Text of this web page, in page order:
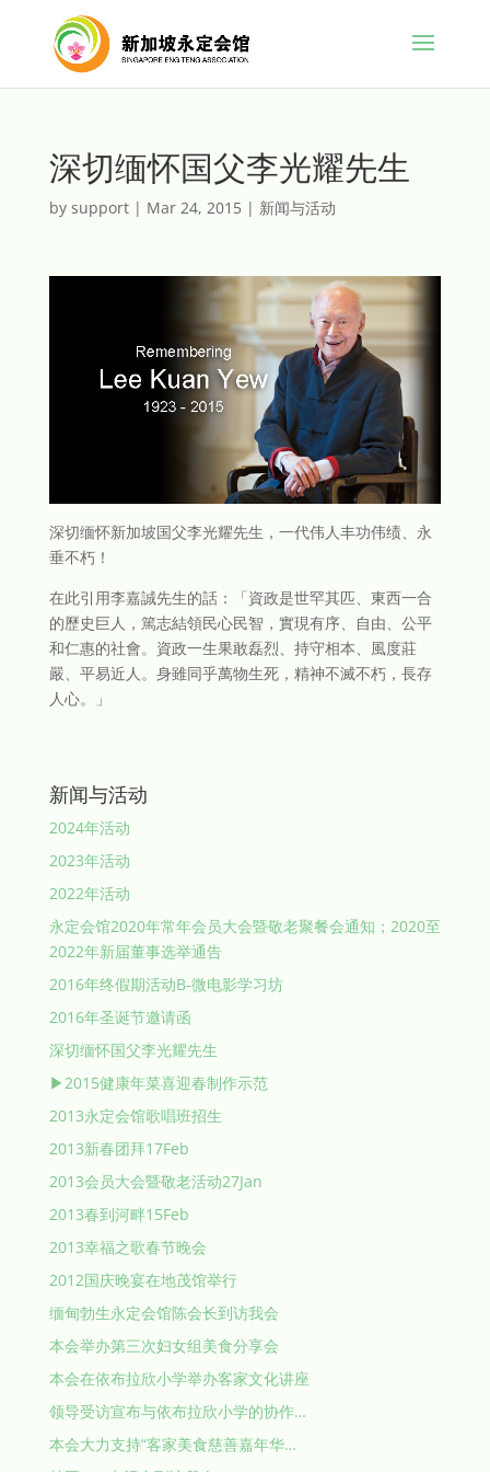
深切缅怀国父李光耀先生
by support| Mar 24, 2015| 新闻与活动
深切缅怀新加坡国父李光耀先生，一代伟人丰功伟绩、永
垂不朽！
在此引用李嘉誠先生的話：「資政是世罕其匹、東西一合
的歷史巨人，篤志結領民心民智，實現有序、自由、公平
和仁惠的社會。資政一生果敢磊烈、持守相本、風度莊
嚴、平易近人。身雖同乎萬物生死，精神不滅不朽，長存
人心。」
新闻与活动
2024年活动
2023年活动
2022年活动
永定会馆2020年常年会员大会暨敬老聚餐会通知；2020至
2022年新届董事选举通告
2016年终假期活动B-微电影学习坊
2016年圣诞节邀请函
深切缅怀国父李光耀先生
▶2015健康年菜喜迎春制作示范
2013永定会馆歌唱班招生
2013新春团拜17Feb
2013会员大会暨敬老活动27Jan
2013春到河畔15Feb
2013幸福之歌春节晚会
2012国庆晚宴在地茂馆举行
缅甸勃生永定会馆陈会长到访我会
本会举办第三次妇女组美食分享会
本会在依布拉欣小学举办客家文化讲座
领导受访宣布与依布拉欣小学的协作…
本会大力支持“客家美食慈善嘉年华…